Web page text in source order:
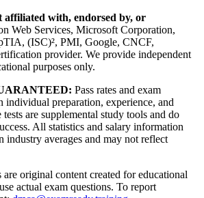
affiliated with, endorsed by, or
Web Services, Microsoft Corporation,
(ISC)², PMI, Google, CNCF,
provider. We provide independent
purposes only.
Pass rates and exam
individual preparation, experience, and
are supplemental study tools and do
All statistics and salary information
industry averages and may not reflect
original content created for educational
actual exam questions. To report